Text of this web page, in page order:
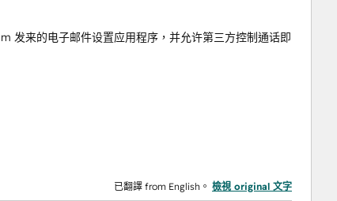
发来的电子邮件设置应用程序，并允许第三方控制通话即
已翻譯 from English。 檢視 original 文字